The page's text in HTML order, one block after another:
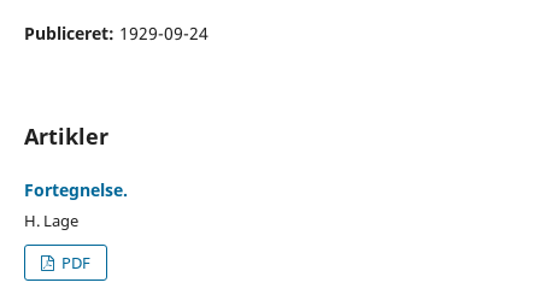
Publiceret: 1929-09-24
Artikler
Fortegnelse.
H. Lage
PDF